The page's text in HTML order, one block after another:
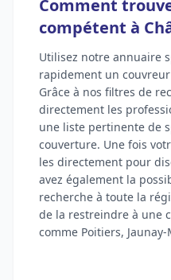
Comment
compétent à
Utilisez notre annuaire
rapidement un
Grâce à nos filtres de
directement les
une liste pertinente de
couverture. Une fois
les directement pour
avez également la
recherche à toute la
de la restreindre à une
comme Poitiers,